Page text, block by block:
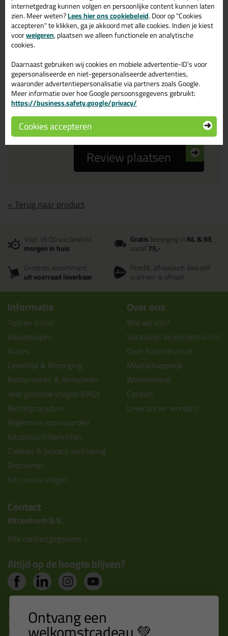
Beoordeling
Zou jij dit product aanbevelen bij anderen?
ja
nee
Review plaatsen
< Terug naar product
Voor 16:00 uur besteld
morgen in huis
Gratisbezorging inNL & BE
vanaf75,-
Grootste assortiment
uit voorraad leverbaar
PostNL afhaalpunt: kies zelf
wanneer je afhaalt
Informatie
Tips en tricks
Keuzehulpen
Acties
Levertijd & Bezorging
Retourneren & Annuleren
Veel gestelde vragen (FAQ)
Bestelprocedure
Algemene voorwaarden
Kitcentrum berichten
Cookies & privacy verklaring
Disclaimer
Kit cursus volgen
Over ons
Wie wij zijn?
Vacatures bij kitcentrum.nl
Over Kitcentrum.nl
Maatschappelijk
Winkelmand
Contact
Leverancier worden?
Contact
Kitcentrum B.V.
Alle contactgegevens >
Altijd op de hoogte blijven?
Nieuws, tips en exclusieve deals rechtstreeks in je
inbox
internetgedrag kunnen volgen en persoonlijke content kunnen laten
zien. Meer weten?Lees hier ons cookiebeleid. Door op "Cookies
accepteren" te klikken, ga je akkoord met alle cookies. Indien je kiest
voorweigeren, plaatsen we alleen functionele en analytische
cookies.
Daarnaast gebruiken wij cookies en mobiele advertentie-ID’s voor
gepersonaliseerde en niet-gepersonaliseerde advertenties,
waaronder advertentiepersonalisatie via partners zoals Google.
Meer informatie over hoe Google persoonsgegevens gebruikt:
https://business.safety.google/privacy/
Cookies accepteren
Ontvang een